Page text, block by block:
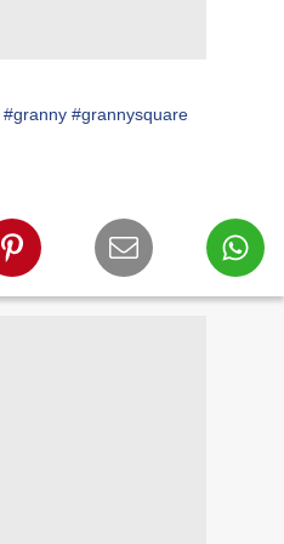
#granny #grannysquare